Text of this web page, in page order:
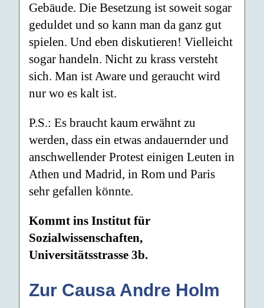
Gebäude. Die Besetzung ist soweit sogar
gedul­det und so kann man da ganz gut
spielen. Und eben diskutieren! Vielleicht
sogar handeln. Nicht zu krass versteht
sich. Man ist Aware und geraucht wird
nur wo es kalt ist.
P.S.: Es braucht kaum erwähnt zu
werden, dass ein etwas andauern­der und
anschwellender Protest einigen Leuten in
Athen und Ma­drid, in Rom und Paris
sehr gefallen könnte.
Kommt ins Institut für
Sozialwissenschaften,
Universitätsstrasse 3b.
Zur Causa Andre Holm